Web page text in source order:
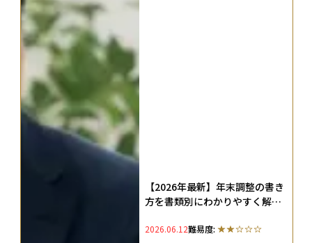
【2026年最新】年末調整の書き
方を書類別にわかりやすく解
業主婦別の注意点も網羅
2026.06.12難易度: